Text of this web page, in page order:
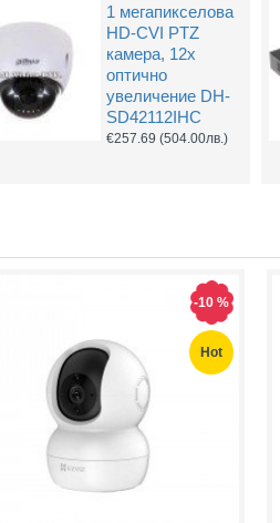
16-канален ДВР
рекордер Dahua
XVR1B16-I/T
€164.16(321.07лв.)
1 мегапикселова
HD-CVI PTZ
камера, 12х
оптично
увеличение DH-
SD42112IHC
€257.69 (504.00лв.)
Hot
-10 %